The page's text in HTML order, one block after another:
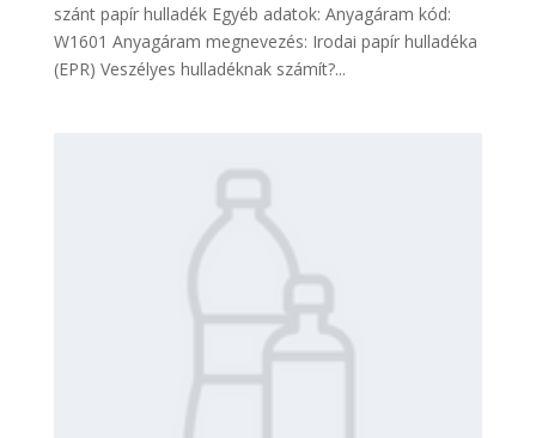
szánt papír hulladék Egyéb adatok: Anyagáram kód:
W1601 Anyagáram megnevezés: Irodai papír hulladéka
(EPR) Veszélyes hulladéknak számít?...